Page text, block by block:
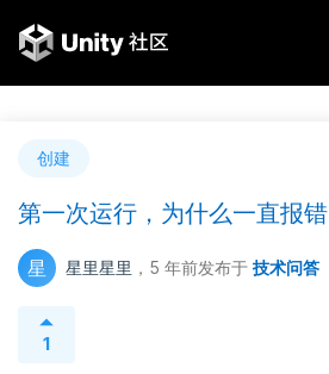
创建
第一次运行，为什么一直报
星 星里星里 ，5 年前发布于 技术问答
1